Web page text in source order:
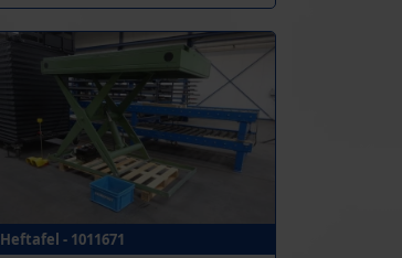
Heftafel - 1011671